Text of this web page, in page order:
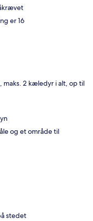
er 16
2 kæledyr i alt, op til
og et område til
stedet